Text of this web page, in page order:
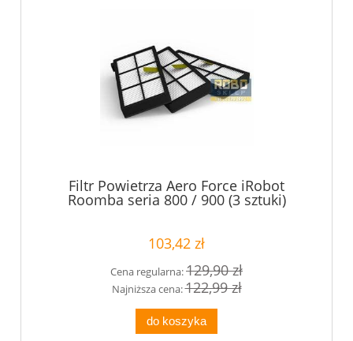
Filtr Powietrza Aero Force iRobot
Roomba seria 800 / 900 (3 sztuki)
103,42 zł
Cena regularna:129,90 zł
Najniższa cena:122,99 zł
do koszyka